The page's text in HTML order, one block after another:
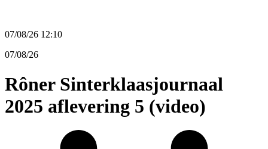
07/08/26 12:10
07/08/26
Rôner Sinterklaasjournaal
2025 aflevering 5 (video)